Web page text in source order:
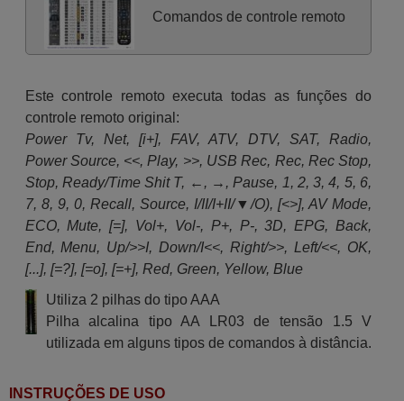
Comandos de controle remoto
Este controle remoto executa todas as funções do
controle remoto original:
Power Tv, Net, [i+], FAV, ATV, DTV, SAT, Radio,
Power Source, <<, Play, >>, USB Rec, Rec, Rec Stop,
Stop, Ready/Time Shit T, ←, →, Pause, 1, 2, 3, 4, 5, 6,
7, 8, 9, 0, Recall, Source, I/II/I+II/▼/O), [<>], AV Mode,
ECO, Mute, [=], Vol+, Vol-, P+, P-, 3D, EPG, Back,
End, Menu, Up/>>I, Down/I<<, Right/>>, Left/<<, OK,
[...], [=?], [=o], [=+], Red, Green, Yellow, Blue
Utiliza 2 pilhas do tipo AAA
Pilha alcalina tipo AA LR03 de tensão 1.5 V
utilizada em alguns tipos de comandos à distância.
INSTRUÇÕES DE USO